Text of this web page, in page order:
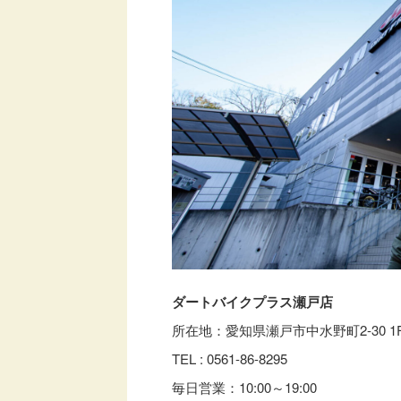
ダートバイクプラス瀬戸店
所在地：愛知県瀬戸市中水野町2-30
TEL : 0561-86-8295
毎日営業：10:00～19:00